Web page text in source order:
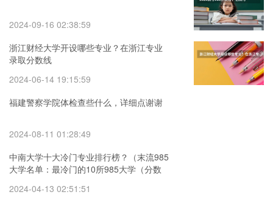
2024-09-16 02:38:59
浙江财经大学开设哪些专业？在浙江专业
录取分数线
2024-06-14 19:15:59
福建警察学院体检查些什么，详细点谢谢
2024-08-11 01:28:49
中南大学十大冷门专业排行榜？（末流985
大学名单：最冷门的10所985大学（分数
2024-04-13 02:51:51